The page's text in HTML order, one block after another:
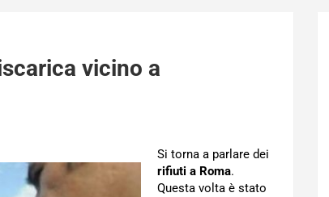
vicino a
Si torna a parlare dei
rifiuti a Roma.
Questa volta è stato